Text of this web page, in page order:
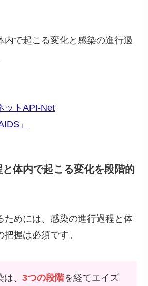
内で起こる変化と感染の進行過
ットAPI-Net
」
体内で起こる変化を段階的
ためには、感染の進行過程と体
握は必須です。
、 3つの段階を経てエイズ